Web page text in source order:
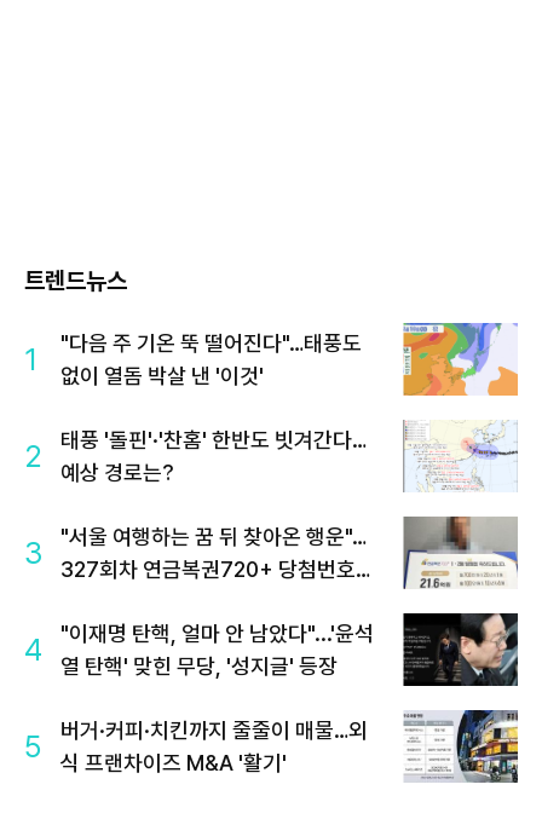
트렌드뉴스
1
"다음 주 기온 뚝 떨어진다"…태풍도
없이 열돔 박살 낸 '이것'
2
태풍 '돌핀'·'찬홈' 한반도 빗겨간다…
예상 경로는?
3
"서울 여행하는 꿈 뒤 찾아온 행운"…
327회차 연금복권720+ 당첨번호조
4
"이재명 탄핵, 얼마 안 남았다"...'윤석
열 탄핵' 맞힌 무당, '성지글' 등장
5
버거·커피·치킨까지 줄줄이 매물…외
식 프랜차이즈 M&A '활기'